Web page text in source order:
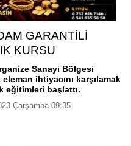
GARANTİLİ
KURSU
Sanayi Bölgesi
eleman ihtiyacını karşılamak
eğitimleri başlattı.
Çarşamba 09:35